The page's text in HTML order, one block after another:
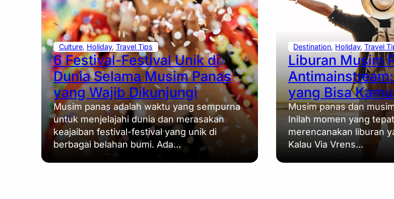
Culture, Holiday, Travel Tips
6 Festival-Festival Unik di
Dunia Selama Musim Panas
yang Wajib Dikunjungi
Musim panas adalah waktu yang sempurna
untuk menjelajahi dunia dan merasakan
keajaiban festival-festival yang unik di
berbagai belahan bumi. Ada…
Destination, Holiday, Travel
Liburan Musim
yang Bisa
Musim panas dan
Inilah momen yang
merencanakan liburan
Kalau Via Vrens…